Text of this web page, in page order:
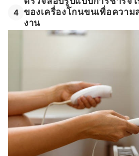
4 ของเครื่องโกนขนเพื่อความ
งาน